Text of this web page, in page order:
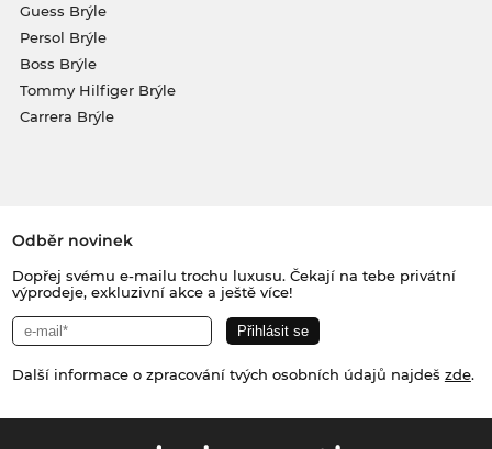
Guess Brýle
Persol Brýle
Boss Brýle
Tommy Hilfiger Brýle
Carrera Brýle
Odběr novinek
Dopřej svému e-mailu trochu luxusu. Čekají na tebe privátní
výprodeje, exkluzivní akce a ještě více!
Další informace o zpracování tvých osobních údajů najdeš zde.